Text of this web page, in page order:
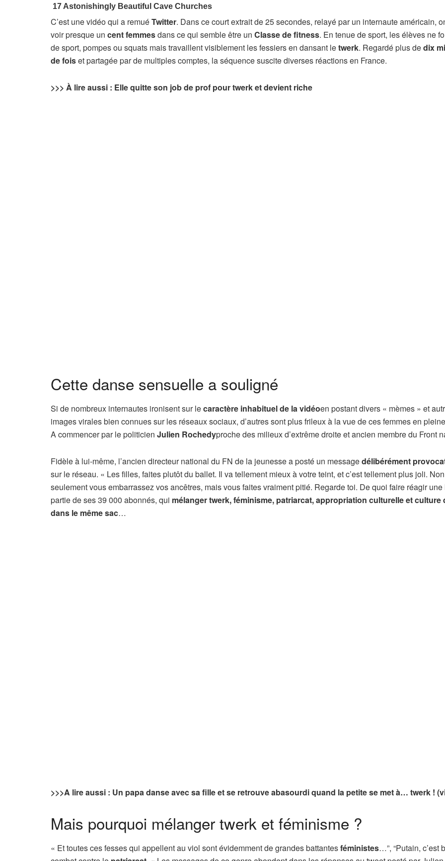
C’est une vidéo qui a remuéTwitter. Dans ce court extrait de 25 secondes, relayé par un internaute américain,
voir presque un cent femmesdans ce qui semble être un Classe de fitness. En tenue de sport, les élèves ne
de sport, pompes ou squats mais travaillent visiblement les fessiers en dansant letwerk. Regardé plus dedix
de foiset partagée par de multiples comptes, la séquence suscite diverses réactions en France.
>>> À lire aussi : Elle quitte son job de prof pour twerk et devient riche
Cette danse sensuelle a souligné
Si de nombreux internautes ironisent sur lecaractère inhabituel de la vidéoen postant divers « mèmes » et
images virales bien connues sur les réseaux sociaux, d’autres sont plus frileux à la vue de ces femmes en
A commencer par le politicien Julien Rochedyproche des milieux d’extrême droite et ancien membre du Front
Fidèle à lui-même, l’ancien directeur national du FN de la jeunesse a posté un messagedélibérément
sur le réseau. « Les filles, faites plutôt du ballet. Il va tellement mieux à votre teint, et c’est tellement plus joli. Non
seulement vous embarrassez vos ancêtres, mais vous faites vraiment pitié. Regarde toi. De quoi faire réagir
partie de ses 39 000 abonnés, qui mélanger twerk, féminisme, patriarcat, appropriation culturelle et culture
dans le même sac…
>>>A lire aussi : Un papa danse avec sa fille et se retrouve abasourdi quand la petite se met à… twerk !
Mais pourquoi mélanger twerk et féminisme ?
« Et toutes ces fesses qui appellent au viol sont évidemment de grandes battantesféministes…”, “Putain, c’est